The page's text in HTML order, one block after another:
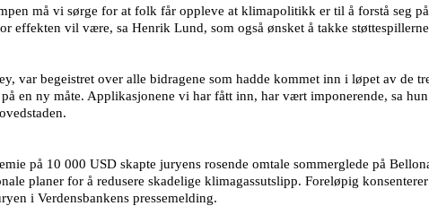
må vi sørge for at folk får oppleve at klimapolitikk er til å forstå seg
effekten vil være, sa Henrik Lund, som også ønsket å takke
var begeistret over alle bidragene som hadde kommet inn i løpet av de
en ny måte. Applikasjonene vi har fått inn, har vært imponerende, sa
på 10 000 USD skapte juryens rosende omtale sommerglede på
planer for å redusere skadelige klimagassutslipp. Foreløpig
i Verdensbankens pressemelding.